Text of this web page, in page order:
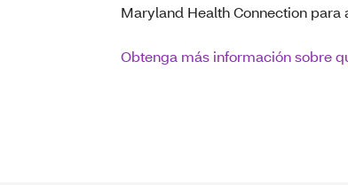
Maryland Health Connection para
Obtenga más información sobre